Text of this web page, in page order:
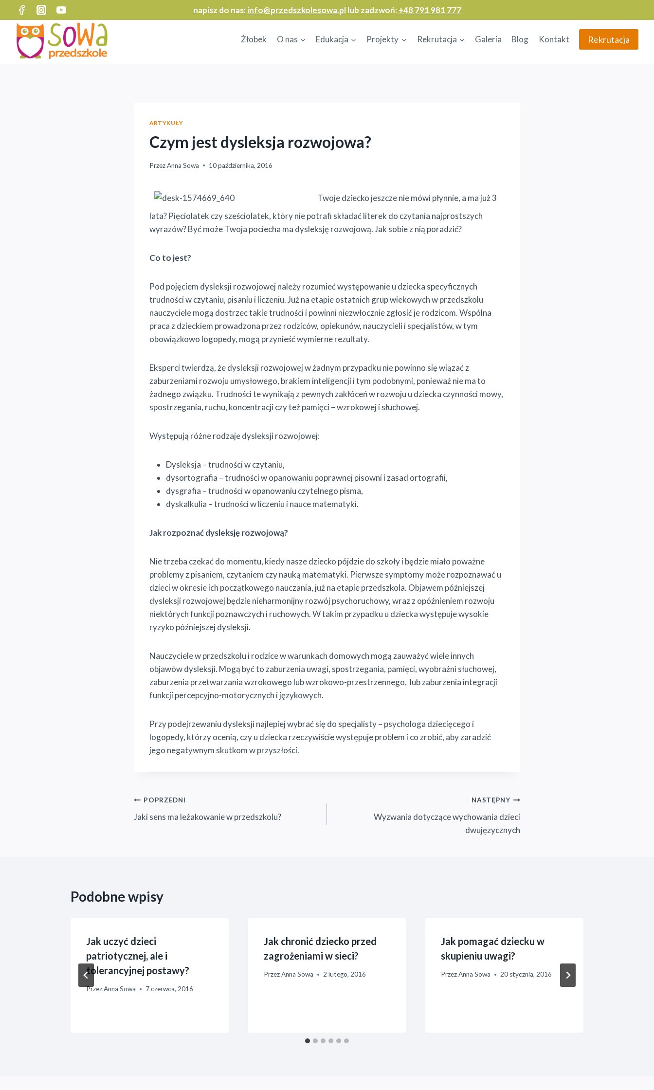
Przejdź
do
treści
napisz do nas: info@przedszkolesowa.pllub zadzwoń: +48 791 981 777
Żłobek O nas Edukacja Projekty Rekrutacja Galeria Blog Kontakt Rekrutacja
ARTYKUŁY
Czym jest dysleksja rozwojowa?
PrzezAnna Sowa 10 października, 2016
Twoje dziecko jeszcze nie mówi płynnie, a ma już 3
lata? Pięciolatek czy sześciolatek, który nie potrafi składać literek do czytania najprostszych
wyrazów? Być może Twoja pociecha ma dysleksję rozwojową. Jak sobie z nią poradzić?
Co to jest?
Pod pojęciem dysleksji rozwojowej należy rozumieć występowanie u dziecka specyficznych
trudności w czytaniu, pisaniu i liczeniu. Już na etapie ostatnich grup wiekowych w przedszkolu
nauczyciele mogą dostrzec takie trudności i powinni niezwłocznie zgłosić je rodzicom. Wspólna
praca z dzieckiem prowadzona przez rodziców, opiekunów, nauczycieli i specjalistów, w tym
obowiązkowo logopedy, mogą przynieść wymierne rezultaty.
Eksperci twierdzą, że dysleksji rozwojowej w żadnym przypadku nie powinno się wiązać z
zaburzeniami rozwoju umysłowego, brakiem inteligencji i tym podobnymi, ponieważ nie ma to
żadnego związku. Trudności te wynikają z pewnych zakłóceń w rozwoju u dziecka czynności mowy,
spostrzegania, ruchu, koncentracji czy też pamięci – wzrokowej i słuchowej.
Występują różne rodzaje dysleksji rozwojowej:
Dysleksja – trudności w czytaniu,
dysortografia – trudności w opanowaniu poprawnej pisowni i zasad ortografii,
dysgrafia – trudności w opanowaniu czytelnego pisma,
dyskalkulia – trudności w liczeniu i nauce matematyki.
Jak rozpoznać dysleksję rozwojową?
Nie trzeba czekać do momentu, kiedy nasze dziecko pójdzie do szkoły i będzie miało poważne
problemy z pisaniem, czytaniem czy nauką matematyki. Pierwsze symptomy może rozpoznawać u
dzieci w okresie ich początkowego nauczania, już na etapie przedszkola. Objawem późniejszej
dysleksji rozwojowej będzie nieharmonijny rozwój psychoruchowy, wraz z opóźnieniem rozwoju
niektórych funkcji poznawczych i ruchowych. W takim przypadku u dziecka występuje wysokie
ryzyko późniejszej dysleksji.
Nauczyciele w przedszkolu i rodzice w warunkach domowych mogą zauważyć wiele innych
objawów dysleksji. Mogą być to zaburzenia uwagi, spostrzegania, pamięci, wyobraźni słuchowej,
zaburzenia przetwarzania wzrokowego lub wzrokowo-przestrzennego, lub zaburzenia integracji
funkcji percepcyjno-motorycznych i językowych.
Przy podejrzewaniu dysleksji najlepiej wybrać się do specjalisty – psychologa dziecięcego i
logopedy, którzy ocenią, czy u dziecka rzeczywiście występuje problem i co zrobić, aby zaradzić
jego negatywnym skutkom w przyszłości.
Nawigacja
wpisu
POPRZEDNI
Jaki sens ma leżakowanie w przedszkolu?
NASTĘPNY
Wyzwania dotyczące wychowania dzieci
dwujęzycznych
Podobne wpisy
Jak uczyć dzieci
patriotycznej, ale i
tolerancyjnej postawy?
PrzezAnna Sowa 7 czerwca, 2016
Jak chronić dziecko przed
zagrożeniami w sieci?
Przez Anna Sowa 2 lutego, 2016
Jak pomagać dziecku w
skupieniu uwagi?
Przez Anna Sowa 20 stycznia, 2016